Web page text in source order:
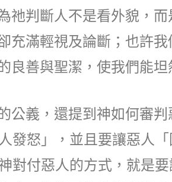
祂判斷人不是看外貌，
充滿輕視及論斷；也許
良善與聖潔，使我們能坦
公義，還提到神如何審
發怒」，並且要讓惡人
對付惡人的方式，就是